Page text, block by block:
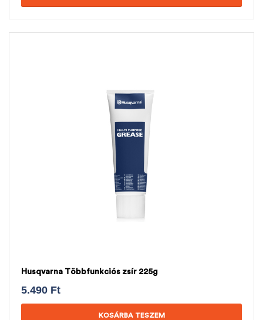
Husqvarna Többfunkciós zsír 225g
5.490 Ft
KOSÁRBA TESZEM